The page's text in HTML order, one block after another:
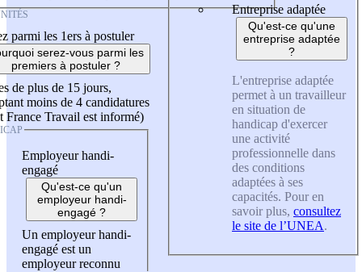
parmi les 1ers à postuler
serez-vous parmi les
premiers à postuler ?
de plus de 15 jours,
moins de 4 candidatures
France Travail est informé)
Employeur handi-
engagé
Qu'est-ce qu'un
employeur handi-
engagé ?
Un employeur handi-
engagé est un
employeur reconnu
Entreprise adaptée
Qu'est-ce qu'une
entreprise adaptée
?
L'entreprise adaptée
permet à un travailleur
en situation de
handicap d'exercer
une activité
professionnelle dans
des conditions
adaptées à ses
capacités. Pour en
savoir plus, consultez
le site de l’UNEA.